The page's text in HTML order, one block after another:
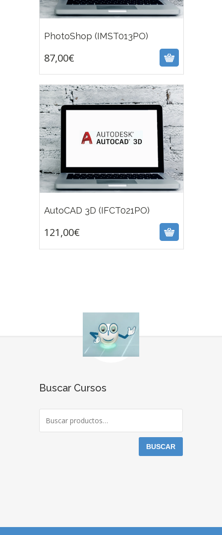
PhotoShop (IMST013PO)
87,00€
87,00€
AutoCAD 3D (IFCT021PO)
121,00€
121,00€
Buscar Cursos
BUSCAR